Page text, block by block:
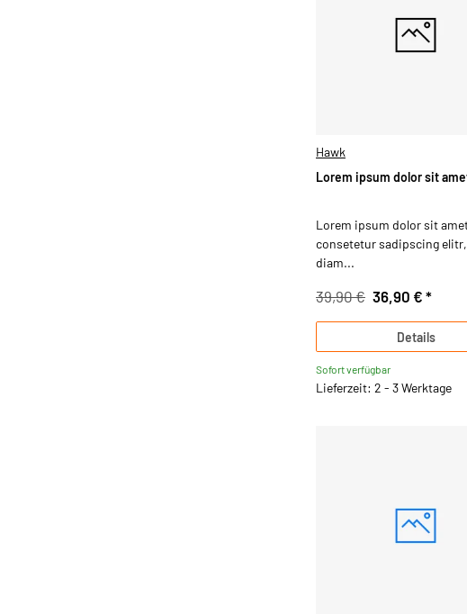
Hawk
Lorem ipsum dolor sit
Lorem ipsum dolor sit
consetetur sadipscing
diam...
39,90 € 36,90 € *
Details
Sofort verfügbar
Lieferzeit: 2 - 3 Werktage